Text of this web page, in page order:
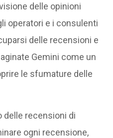
delle opinioni
operatori e i consulenti
delle recensioni e
Gemini come un
le sfumature delle
delle recensioni di
ogni recensione,